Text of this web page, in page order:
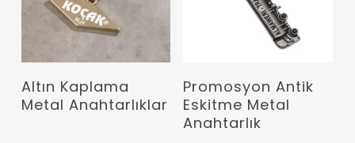
Devamını Oku
Altın Kaplama
Metal Anahtarlıklar
Devamını Oku
Promosyon Antik
Eskitme Metal
Anahtarlık